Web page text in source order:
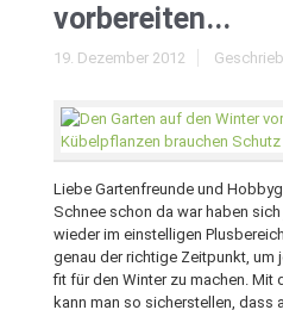
vorbereiten...
19. Dezember 2012
Liebe Gartenfreunde und
Schnee schon da war haben
wieder im einstelligen
genau der richtige Zeitpunkt, um
fit für den Winter zu machen. Mit
kann man so sicherstellen, dass